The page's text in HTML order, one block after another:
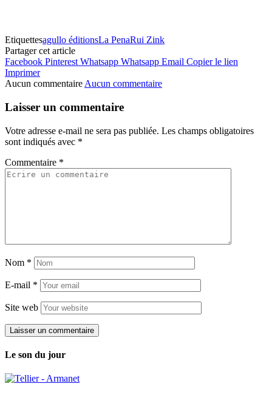
Etiquettesagullo éditionsLa PenaRui Zink
Partager cet article
Facebook Pinterest Whatsapp Whatsapp Email Copier le lien
Imprimer
Aucun commentaire Aucun commentaire
Laisser un commentaire
Votre adresse e-mail ne sera pas publiée. Les champs obligatoires
sont indiqués avec *
Commentaire *
Nom *
E-mail *
Site web
Le son du jour